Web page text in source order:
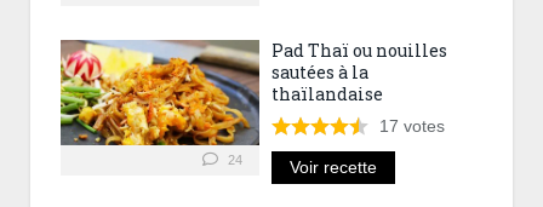
24
Pad Thaï ou nouilles
sautées à la
thaïlandaise
17 votes
Voir recette